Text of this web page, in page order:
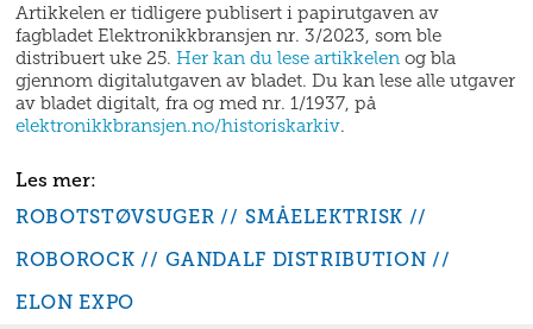
Artikkelen er tidligere publisert i papirutgaven av
fagbladet Elektronikkbransjen nr. 3/2023, som ble
distribuert uke 25.Her kan du lese artikkelen og bla
gjennom digitalutgaven av bladet. Du kan lese alle utgaver
av bladet digitalt, fra og med nr. 1/1937, på
elektronikkbransjen.no/historiskarkiv.
ROBOTSTØVSUGER
SMÅELEKTRISK
ROBOROCK
GANDALF DISTRIBUTION
ELON EXPO